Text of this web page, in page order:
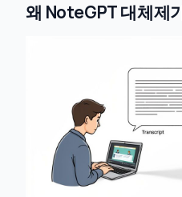
왜 NoteGPT 대체제